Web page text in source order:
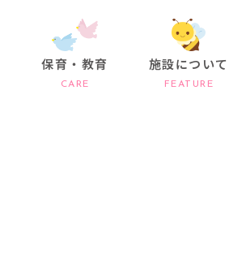
保育・教育
CARE
施設について
FEATURE